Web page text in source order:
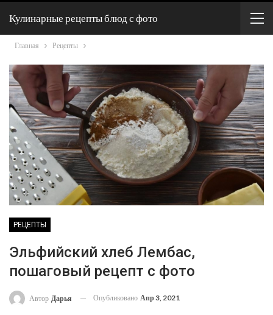
Кулинарные рецепты блюд с фото
Главная Рецепты
РЕЦЕПТЫ
Эльфийский хлеб Лембас,
пошаговый рецепт с фото
Автор Дарья Опубликовано Апр 3, 2021